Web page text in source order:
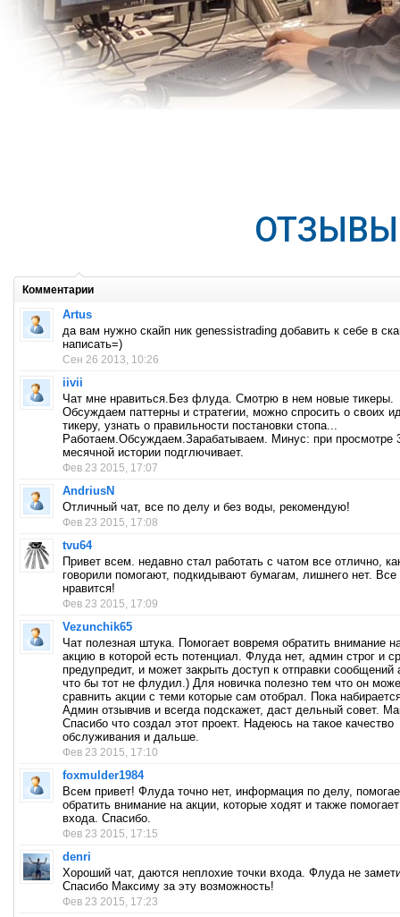
Комментарии
Artus
да вам нужно скайп ник genessistrading добавить к себе в
написать=)
Сен 26 2013, 10:26
iivii
Чат мне нравиться.Без флуда. Смотрю в нем новые тикеры.
Обсуждаем паттерны и стратегии, можно спросить о своих
тикеру, узнать о правильности постановки стопа...
Работаем.Обсуждаем.Зарабатываем. Минус: при просмотре
месячной истории подглючивает.
Фев 23 2015, 17:07
AndriusN
Отличный чат, все по делу и без воды, рекомендую!
Фев 23 2015, 17:08
tvu64
Привет всем. недавно стал работать с чатом все отлично,
говорили помогают, подкидывают бумагам, лишнего нет.
нравится!
Фев 23 2015, 17:09
Vezunchik65
Чат полезная штука. Помогает вовремя обратить внимание
акцию в которой есть потенциал. Флуда нет, админ строг и
предупредит, и может закрыть доступ к отправки сообщений
что бы тот не флудил.) Для новичка полезно тем что он
сравнить акции с теми которые сам отобрал. Пока
Админ отзывчив и всегда подскажет, даст дельный совет.
Спасибо что создал этот проект. Надеюсь на такое качество
обслуживания и дальше.
Фев 23 2015, 17:10
foxmulder1984
Всем привет! Флуда точно нет, информация по делу,
обратить внимание на акции, которые ходят и также
входа. Спасибо.
Фев 23 2015, 17:15
denri
Хороший чат, даются неплохие точки входа. Флуда не
Спасибо Максиму за эту возможность!
Фев 23 2015, 17:23